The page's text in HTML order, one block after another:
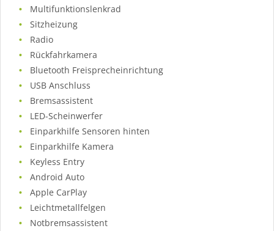
Multifunktionslenkrad
Sitzheizung
Radio
Rückfahrkamera
Bluetooth Freisprecheinrichtung
USB Anschluss
Bremsassistent
LED-Scheinwerfer
Einparkhilfe Sensoren hinten
Einparkhilfe Kamera
Keyless Entry
Android Auto
Apple CarPlay
Leichtmetallfelgen
Notbremsassistent